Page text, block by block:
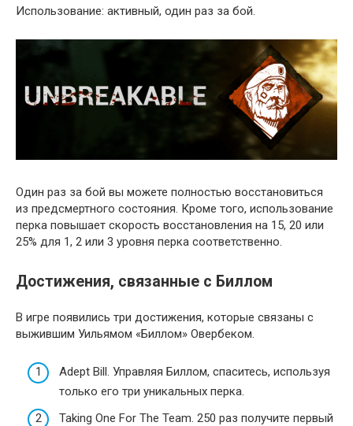
Использование: активный, один раз за бой.
Один раз за бой вы можете полностью восстановиться
из предсмертного состояния. Кроме того, использование
перка повышает скорость восстановления на 15, 20 или
25% для 1, 2 или 3 уровня перка соответственно.
Достижения, связанные с Биллом
В игре появились три достижения, которые связаны с
выжившим Уильямом «Биллом» Овербеком.
Adept Bill. Управляя Биллом, спаситесь, используя
только его три уникальных перка.
Taking One For The Team. 250 раз получите первый